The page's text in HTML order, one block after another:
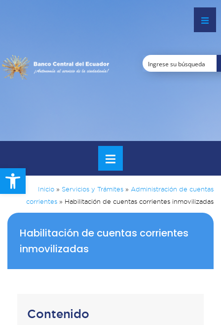
Open toolbar
Inicio » Servicios y Trámites » Administración de cuentas
corrientes » Habilitación de cuentas corrientes inmovilizadas
Habilitación de cuentas corrientes
inmovilizadas
Contenido